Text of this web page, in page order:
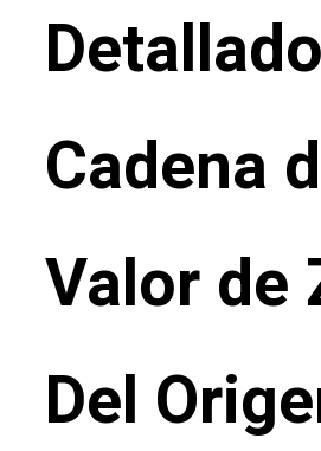
Cadena
Valor de
Del